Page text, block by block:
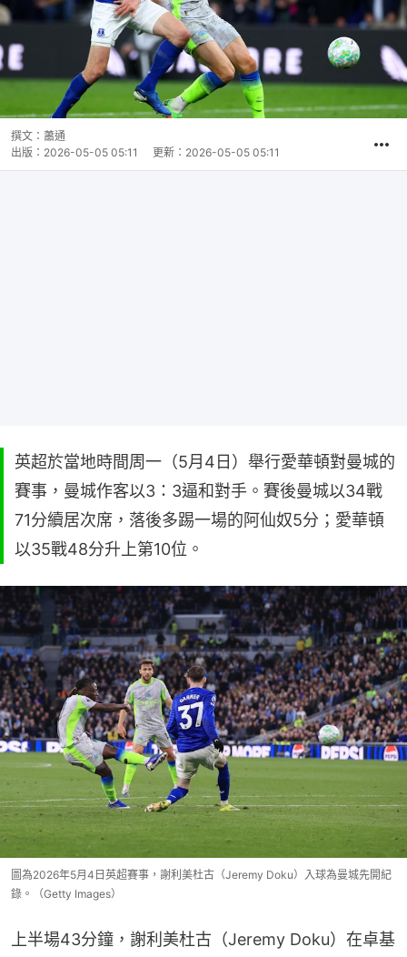
撰文： 蕭通
出版： 2026-05-05 05:11 更新： 2026-05-05 05:11
英超於當地時間周一（5月4日）舉行愛華頓對曼城的
賽事，曼城作客以3：3逼和對手。賽後曼城以34戰
71分續居次席，落後多踢一場的阿仙奴5分；愛華頓
以35戰48分升上第10位。
圖為2026年5月4日英超賽事，謝利美杜古（Jeremy Doku）入球為曼城先開紀
錄。（Getty Images）
上半場43分鐘，謝利美杜古（Jeremy Doku）在卓基